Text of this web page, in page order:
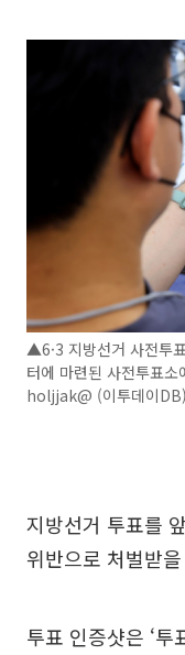
▲6·3 지방선거 사전투
터에 마련된 사전투표
holjjak@ (이투데이DB)
지방선거 투표를
위반으로 처벌받
투표 인증샷은 ‘투